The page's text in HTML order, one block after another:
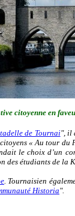
citoyenne en
de Tournai", il
« Au tour
le choix d’un
des étudiants de la
. Tournaisien
Historia".